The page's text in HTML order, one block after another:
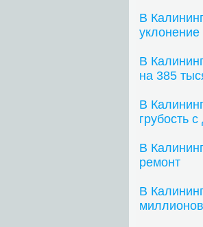
В
В
на 385
В
грубость
В
ремонт
В